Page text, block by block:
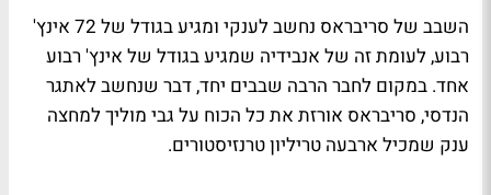
השבב של סריבראס נחשב לענקי ומגיע בגודל של 72 אינץ'
רבוע, לעומת זה של אנבידיה שמגיע בגודל של אינץ' רבוע
אחד. במקום לחבר הרבה שבבים יחד, דבר שנחשב לאתגר
הנדסי, סריבראס אורזת את כל הכוח על גבי מוליך למחצה
ענק שמכיל ארבעה טריליון טרנזיסטורים.